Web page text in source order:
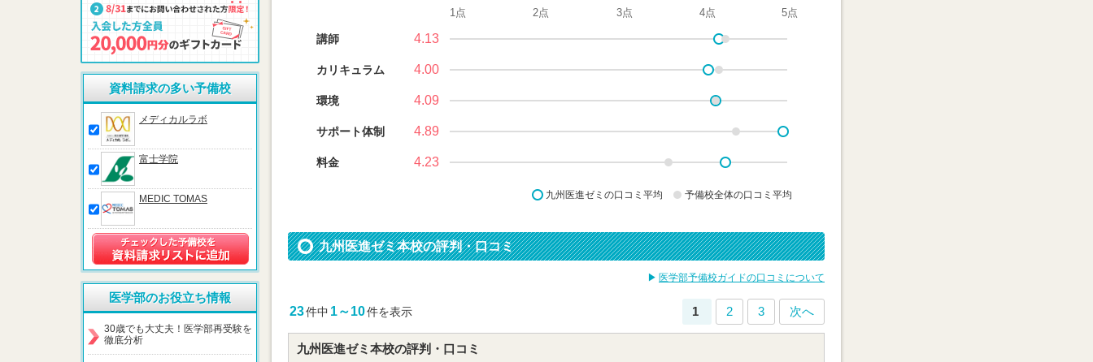
1点 2点 3点 4点 5点
講師 4.13
カリキュラム 4.00
環境 4.09
サポート体制 4.89
料金 4.23
九州医進ゼミの口コミ平均 予備校全体の口コミ平均
九州医進ゼミ本校の評判・口コミ
医学部予備校ガイドの口コミについて
23件中 1～10件を表示 1 2 3 次へ
九州医進ゼミ本校の評判・口コミ
資料請求の多い予備校
メディカルラボ
富士学院
MEDIC TOMAS
医学部のお役立ち情報
30歳でも大丈夫！医学部再受験を
徹底分析